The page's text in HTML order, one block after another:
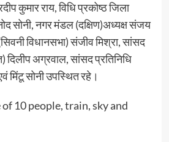
कुमार राय, विधि प्रकोष्ठ जिला
सोनी, नगर मंडल (दक्षिण)अध्यक्ष संजय
विधानसभा) संजीव मिश्रा, सांसद
दिलीप अग्रवाल, सांसद प्रतिनिधि
मिंटू सोनी उपस्थित रहे।